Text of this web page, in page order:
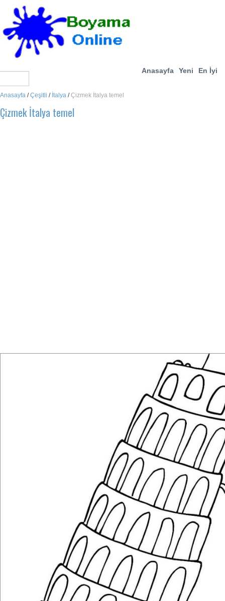
Anasayfa Yeni En İyi
Anasayfa /Çeşitli / İtalya /Çizmek İtalya temel
Çizmek İtalya temel